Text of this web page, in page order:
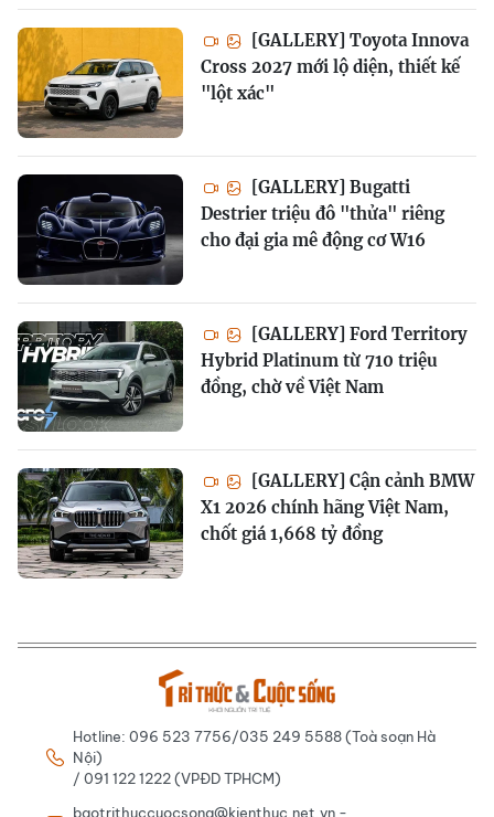
[GALLERY] Toyota Innova
Cross 2027 mới lộ diện, thiết kế
"lột xác"
[GALLERY] Bugatti
Destrier triệu đô "thửa" riêng
cho đại gia mê động cơ W16
[GALLERY] Ford Territory
Hybrid Platinum từ 710 triệu
đồng, chờ về Việt Nam
[GALLERY] Cận cảnh BMW
X1 2026 chính hãng Việt Nam,
chốt giá 1,668 tỷ đồng
Hotline: 096 523 7756/035 249 5588 (Toà soạn Hà
Nội)
/ 091 122 1222 (VPĐD TPHCM)
baotrithuccuocsong@kienthuc.net.vn -